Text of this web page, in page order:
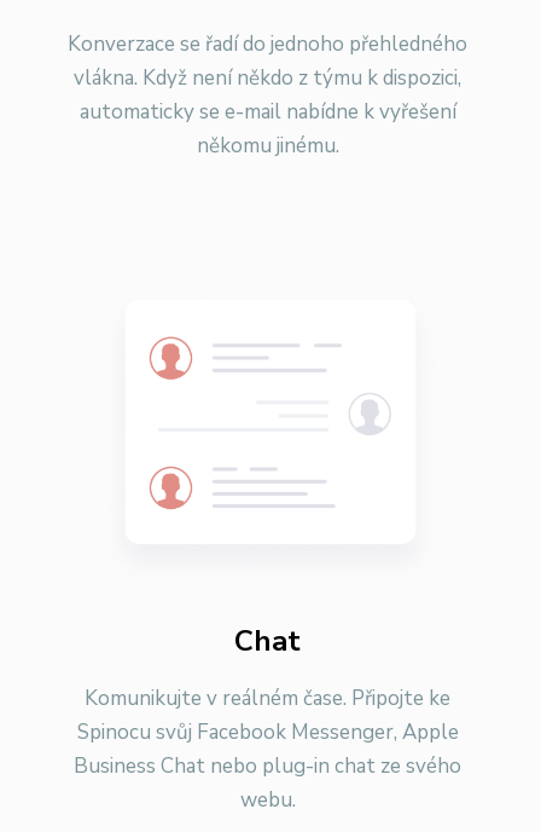
Konverzace se řadí do jednoho přehledného
vlákna. Když není někdo z týmu k dispozici,
automaticky se e-mail nabídne k vyřešení
někomu jinému.
Chat
Komunikujte v reálném čase. Připojte ke
Spinocu svůj Facebook Messenger, Apple
Business Chat nebo plug-in chat ze svého
webu.